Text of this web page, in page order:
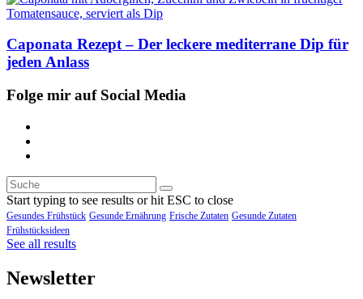
Caponata Rezept – Der leckere mediterrane Dip für
jeden Anlass
Folge mir auf Social Media
Start typing to see results or hit ESC to close
Gesundes Frühstück Gesunde Ernährung Frische Zutaten Gesunde Zutaten
Frühstücksideen
See all results
Newsletter